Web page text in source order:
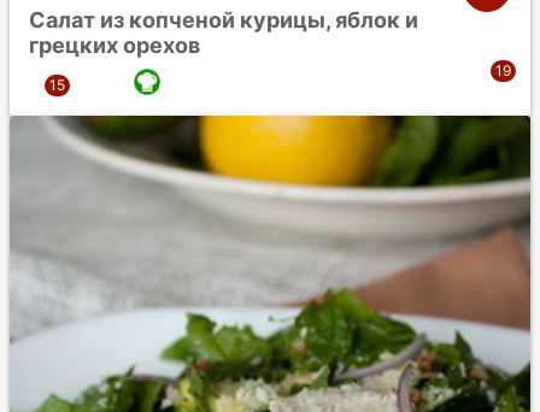
Салат из копченой курицы, яблок и
грецких орехов